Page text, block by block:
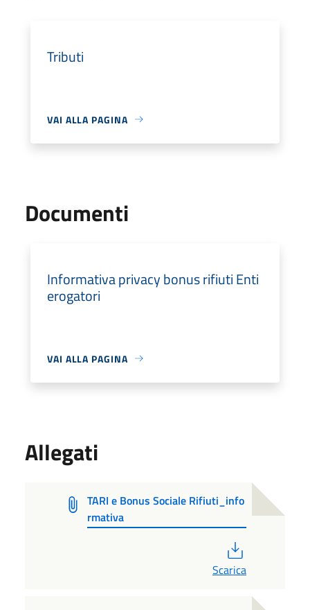
Tributi
VAI ALLA PAGINA
Documenti
Informativa privacy bonus rifiuti Enti
erogatori
VAI ALLA PAGINA
Allegati
TARI e Bonus Sociale Rifiuti_info
rmativa
Scarica